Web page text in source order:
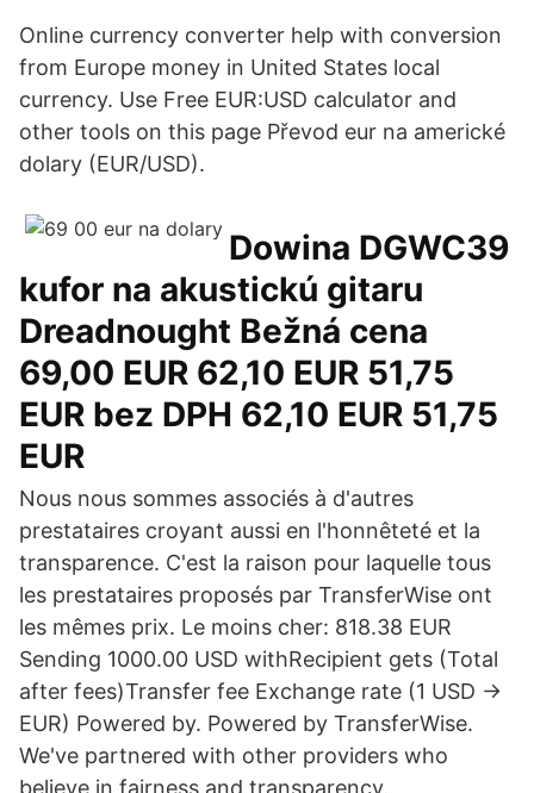
Online currency converter help with conversion
from Europe money in United States local
currency. Use Free EUR:USD calculator and
other tools on this page Převod eur na americké
dolary (EUR/USD).
Dowina DGWC39
kufor na akustickú gitaru
Dreadnought Bežná cena
69,00 EUR 62,10 EUR 51,75
EUR bez DPH 62,10 EUR 51,75
EUR
Nous nous sommes associés à d'autres
prestataires croyant aussi en l'honnêteté et la
transparence. C'est la raison pour laquelle tous
les prestataires proposés par TransferWise ont
les mêmes prix. Le moins cher: 818.38 EUR
Sending 1000.00 USD withRecipient gets (Total
after fees)Transfer fee Exchange rate (1 USD →
EUR) Powered by. Powered by TransferWise.
We've partnered with other providers who
believe in fairness and transparency.